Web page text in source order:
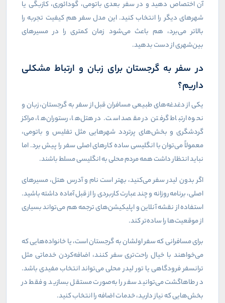
آن اختصاص دهید و در سفر بعدی باتومی، گودائوری، کازبگی یا
شهرهای دیگر را انتخاب کنید. این مدل سفر هم کیفیت تجربه را
بالاتر می‌برد، هم باعث می‌شود زمان کمتری را در مسیرهای
بین‌شهری از دست بدهید.
در سفر به گرجستان برای زبان و ارتباط مشکلی
داریم؟
یکی از دغدغه‌های طبیعی مسافران قبل از سفر به گرجستان، زبان و
نحوه ارتباط گرفتن در مقصد است. در هتل‌ها، رستوران‌ها، مراکز
گردشگری و بخش‌های پرتردد شهرهایی مثل تفلیس و باتومی،
معمولاً می‌توان با انگلیسی ساده کارهای اصلی سفر را پیش برد. اما
نباید انتظار داشت همه مردم محلی به انگلیسی مسلط باشند.
اگر بدون لیدر سفر می‌کنید، بهتر است نام و آدرس هتل، مسیرهای
اصلی، برنامه روزانه و چند عبارت کاربردی را از قبل آماده داشته باشید.
استفاده از نقشه آنلاین و اپلیکیشن‌های ترجمه هم می‌تواند بسیاری
از موقعیت‌ها را ساده‌تر کند.
برای مسافرانی که سفر اولشان به گرجستان است، یا خانواده‌هایی که
می‌خواهند با خیال راحت‌تری سفر کنند، اضافه‌کردن خدماتی مثل
ترانسفر فرودگاهی یا تور لیدر محلی می‌تواند انتخاب مفیدی باشد.
در طاهاگشت می‌توانید سفر را به‌صورت مستقل بسازید و فقط در
بخش‌هایی که نیاز دارید، خدمات اضافه را انتخاب کنید.